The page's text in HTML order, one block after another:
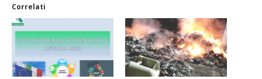
Correlati